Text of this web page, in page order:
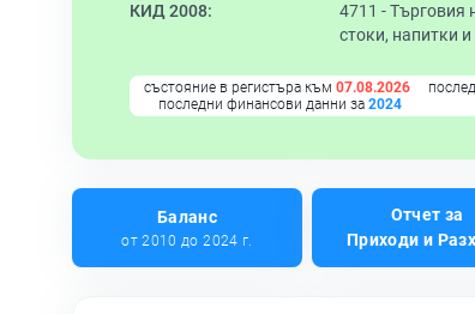
КИД 2008:
4711 -Търговия
стоки, напитки
състояние в регистъра към 07.08.2026
последни финансови данни за 2024
Баланс
от 2010 до 2024 г.
Отчет за
Приходи и